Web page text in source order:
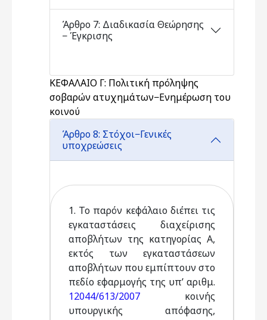
Άρθρο 7: Διαδικασία Θεώρησης
− Έγκρισης
ΚΕΦΑΛΑΙΟ Γ: Πολιτική πρόληψης
σοβαρών ατυχημάτων−Ενημέρωση του
κοινού
Άρθρο 8: Στόχοι−Γενικές
υποχρεώσεις
1. Το παρόν κεφάλαιο διέπει τις
εγκαταστάσεις διαχείρισης
αποβλήτων της κατηγορίας Α,
εκτός των εγκαταστάσεων
αποβλήτων που εμπίπτουν στο
πεδίο εφαρμογής της υπ’ αριθμ.
12044/613/2007 κοινής
υπουργικής απόφασης,